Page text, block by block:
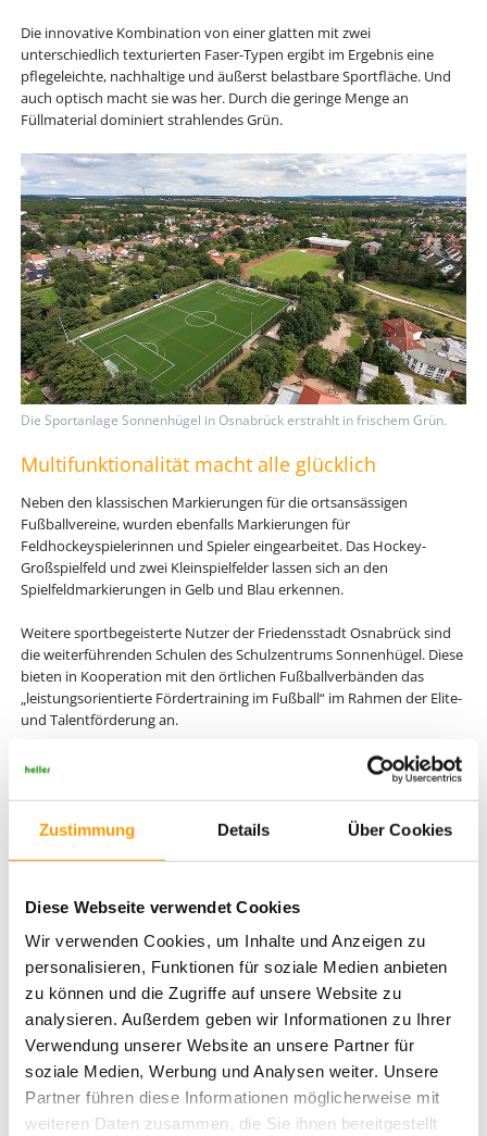
Zustimmung Details Über Cookies
Diese Webseite verwendet Cookies
Wir verwenden Cookies, um Inhalte und Anzeigen zu
personalisieren, Funktionen für soziale Medien anbieten
zu können und die Zugriffe auf unsere Website zu
analysieren. Außerdem geben wir Informationen zu Ihrer
Verwendung unserer Website an unsere Partner für
soziale Medien, Werbung und Analysen weiter. Unsere
Partner führen diese Informationen möglicherweise mit
weiteren Daten zusammen, die Sie ihnen bereitgestellt
Die innovative Kombination von einer glatten mit zwei
unterschiedlich texturierten Faser-Typen ergibt im Ergebnis eine
pflegeleichte, nachhaltige und äußerst belastbare Sportfläche. Und
auch optisch macht sie was her. Durch die geringe Menge an
Füllmaterial dominiert strahlendes Grün.
Die Sportanlage Sonnenhügel in Osnabrück erstrahlt in frischem Grün.
Multifunktionalität macht alle glücklich
Neben den klassischen Markierungen für die ortsansässigen
Fußballvereine, wurden ebenfalls Markierungen für
Feldhockeyspielerinnen und Spieler eingearbeitet. Das Hockey-
Großspielfeld und zwei Kleinspielfelder lassen sich an den
Spielfeldmarkierungen in Gelb und Blau erkennen.
Weitere sportbegeisterte Nutzer der Friedensstadt Osnabrück sind
die weiterführenden Schulen des Schulzentrums Sonnenhügel. Diese
bieten in Kooperation mit den örtlichen Fußballverbänden das
„leistungsorientierte Fördertraining im Fußball“ im Rahmen der Elite-
und Talentförderung an.
Wir wünschen allen Sportlerinnen und Sportlern viel Spaß und vor
Dank der hohen Faserdichte wird nur natürlicher Quarzsand als
Einfüllmaterial verwendet.